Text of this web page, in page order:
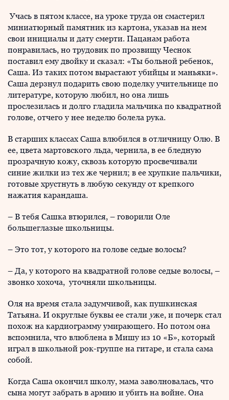
Учась в пятом классе, на уроке труда он смастерил
миниатюрный памятник из картона, указав на нем
свои инициалы и дату смерти. Пацанам работа
понравилась, но трудовик по прозвищу Чеснок
поставил ему двойку и сказал: «Ты больной ребенок,
Саша. Из таких потом вырастают убийцы и маньяки».
Саша дерзнул подарить свою поделку учительнице по
литературе, которую любил, но она лишь
прослезилась и долго гладила мальчика по квадратной
голове, отчего у нее неделю болела рука.
В старших классах Саша влюбился в отличницу Олю. В
ее, цвета мартовского льда, чернила, в ее бледную
прозрачную кожу, сквозь которую просвечивали
синие жилки из тех же чернил; в ее хрупкие пальчики,
готовые хрустнуть в любую секунду от крепкого
нажатия карандаша.
– В тебя Сашка втюрился, – говорили Оле
большеглазые школьницы.
– Это тот, у которого на голове седые волосы?
– Да, у которого на квадратной голове седые волосы, –
звонко хохоча, уточняли школьницы.
Оля на время стала задумчивой, как пушкинская
Татьяна. И округлые буквы ее стали уже, и почерк стал
похож на кардиограмму умирающего. Но потом она
вспомнила, что влюблена в Мишу из 10 «Б», который
играл в школьной рок-группе на гитаре, и стала сама
собой.
Когда Саша окончил школу, мама заволновалась, что
сына могут забрать в армию и убить на войне. Она